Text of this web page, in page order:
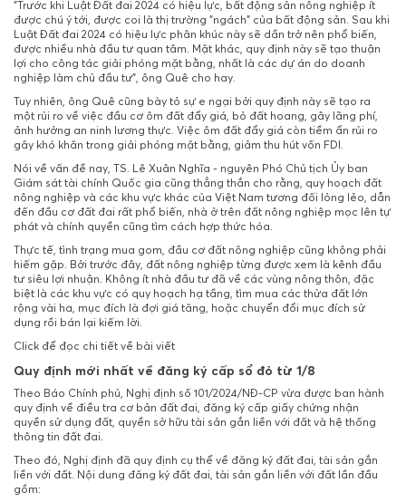
"Trước khi Luật Đất đai 2024 có hiệu lực, bất động sản nông nghiệp ít
được chú ý tới, được coi là thị trường "ngách" của bất động sản. Sau khi
Luật Đất đai 2024 có hiệu lực phân khúc này sẽ dần trở nên phổ biến,
được nhiều nhà đầu tư quan tâm. Mặt khác, quy định này sẽ tạo thuận
lợi cho công tác giải phóng mặt bằng, nhất là các dự án do doanh
nghiệp làm chủ đầu tư", ông Quê cho hay.
Tuy nhiên, ông Quê cũng bày tỏ sự e ngại bởi quy định này sẽ tạo ra
một rủi ro về việc đầu cơ ôm đất đẩy giá, bỏ đất hoang, gây lãng phí,
ảnh hưởng an ninh lương thực. Việc ôm đất đẩy giá còn tiềm ẩn rủi ro
gây khó khăn trong giải phóng mặt bằng, giảm thu hút vốn FDI.
Nói về vấn đề nay, TS. Lê Xuân Nghĩa - nguyên Phó Chủ tịch Ủy ban
Giám sát tài chính Quốc gia cũng thẳng thắn cho rằng, quy hoạch đất
nông nghiệp và các khu vực khác của Việt Nam tương đối lỏng lẻo, dẫn
đến đầu cơ đất đai rất phổ biến, nhà ở trên đất nông nghiệp mọc lên tự
phát và chính quyền cũng tìm cách hợp thức hóa.
Thực tế, tình trạng mua gom, đầu cơ đất nông nghiệp cũng không phải
hiếm gặp. Bởi trước đây, đất nông nghiệp từng được xem là kênh đầu
tư siêu lợi nhuận. Không ít nhà đầu tư đã về các vùng nông thôn, đặc
biệt là các khu vực có quy hoạch hạ tầng, tìm mua các thửa đất lớn
rộng vài ha, mục đích là đợi giá tăng, hoặc chuyển đổi mục đích sử
dụng rồi bán lại kiếm lời.
Click để đọc chi tiết về bài viết
Quy định mới nhất về đăng ký cấp sổ đỏ từ 1/8
Theo Báo Chính phủ, Nghị định số 101/2024/NĐ-CP vừa được ban hành
quy định về điều tra cơ bản đất đai, đăng ký cấp giấy chứng nhận
quyền sử dụng đất, quyền sở hữu tài sản gắn liền với đất và hệ thống
thông tin đất đai.
Theo đó, Nghị định đã quy định cụ thể về đăng ký đất đai, tài sản gắn
liền với đất. Nội dung đăng ký đất đai, tài sản gắn liền với đất lần đầu
gồm: